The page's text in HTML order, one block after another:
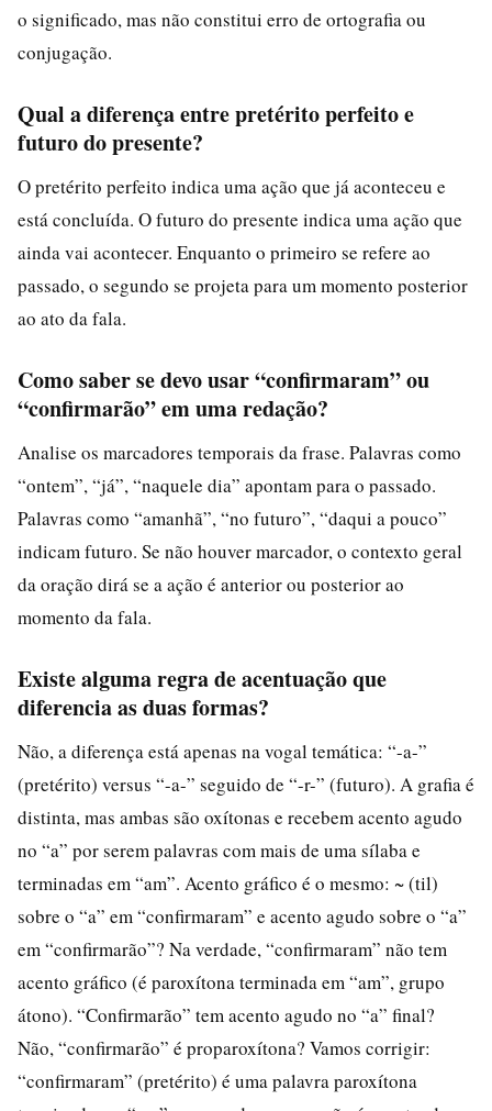
o significado, mas não constitui erro de ortografia ou
conjugação.
Qual a diferença entre pretérito perfeito e
futuro do presente?
O pretérito perfeito indica uma ação que já aconteceu e
está concluída. O futuro do presente indica uma ação que
ainda vai acontecer. Enquanto o primeiro se refere ao
passado, o segundo se projeta para um momento posterior
ao ato da fala.
Como saber se devo usar “confirmaram” ou
“confirmarão” em uma redação?
Analise os marcadores temporais da frase. Palavras como
“ontem”, “já”, “naquele dia” apontam para o passado.
Palavras como “amanhã”, “no futuro”, “daqui a pouco”
indicam futuro. Se não houver marcador, o contexto geral
da oração dirá se a ação é anterior ou posterior ao
momento da fala.
Existe alguma regra de acentuação que
diferencia as duas formas?
Não, a diferença está apenas na vogal temática: “-a-”
(pretérito) versus “-a-” seguido de “-r-” (futuro). A grafia é
distinta, mas ambas são oxítonas e recebem acento agudo
no “a” por serem palavras com mais de uma sílaba e
terminadas em “am”. Acento gráfico é o mesmo: ~ (til)
sobre o “a” em “confirmaram” e acento agudo sobre o “a”
em “confirmarão”? Na verdade, “confirmaram” não tem
acento gráfico (é paroxítona terminada em “am”, grupo
átono). “Confirmarão” tem acento agudo no “a” final?
Não, “confirmarão” é proparoxítona? Vamos corrigir:
“confirmaram” (pretérito) é uma palavra paroxítona